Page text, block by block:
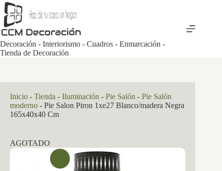
Saltar
al
contenido
Decoración - Interiorismo - Cuadros - Enmarcación -
Tienda de Decoración
Inicio - Tienda - Iluminación - Pie Salón - Pie Salón
moderno - Pie Salon Piron 1xe27 Blanco/madera Negra
165x40x40 Cm
AGOTADO